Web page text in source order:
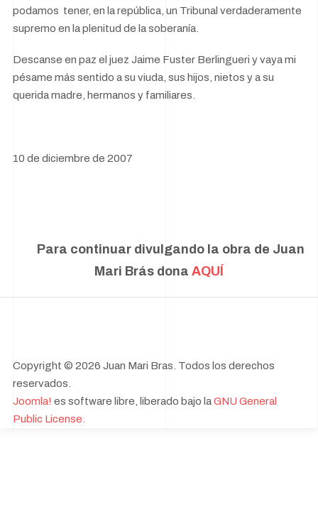
podamos tener, en la república, un Tribunal verdaderamente
supremo en la plenitud de la soberanía.
Descanse en paz el juez Jaime Fuster Berlingueri y vaya mi
pésame más sentido a su viuda, sus hijos, nietos y a su
querida madre, hermanos y familiares.
10 de diciembre de 2007
Para continuar divulgando la obra de Juan
Mari Brás dona AQUÍ
Copyright © 2026 Juan Mari Bras. Todos los derechos
reservados.
Joomla! es software libre, liberado bajo laGNU General
Public License.